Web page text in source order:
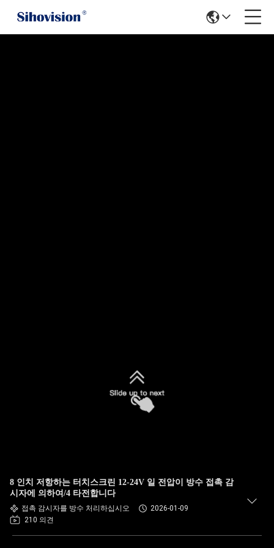
8 인치 저항하는 터치스크린 12-24V 일 전압이 방수 접촉 감
시자에 의하여/4 타전합니다
접촉 감시자를 방수 처리하십시오
2026-01-09
210 의견